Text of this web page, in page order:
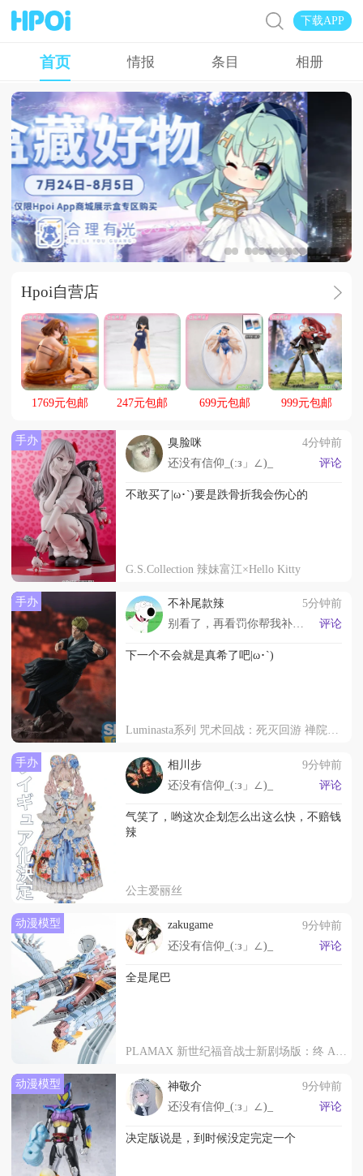
下载APP
首页 情报 条目 相册
海帕杰顿
Hpoi自营店
1769元包邮 247元包邮 699元包邮 999元包邮
手办 臭脸咪
4分钟前
还没有信仰_(:з」∠)_
评论
不敢买了|ω･`)要是跌骨折我会伤心的
G.S.Collection 辣妹富江×Hello Kitty
手办 不补尾款辣
5分钟前
别看了，再看罚你帮我补尾款o(｀ω´*)o
评论
下一个不会就是真希了吧|ω･`)
手办 相川步
9分钟前
还没有信仰_(:з」∠)_
评论
气笑了，哟这次企划怎么出这么快，不赔钱
辣
公主爱丽丝
动漫模型 zakugame
9分钟前
还没有信仰_(:з」∠)_
评论
全是尾巴
PLAMAX 新世纪福音战士新剧场版：终 AAA Wunder
动漫模型 神敬介
9分钟前
还没有信仰_(:з」∠)_
评论
决定版说是，到时候没定完定一个